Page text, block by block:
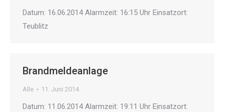
Datum: 16.06.2014 Alarmzeit: 16:15 Uhr Einsatzort:
Teublitz
Brandmeldeanlage
Alle 11. Juni 2014
Datum: 11.06.2014 Alarmzeit: 19:11 Uhr Einsatzort: